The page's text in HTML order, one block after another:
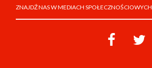
ZNAJDŹ NAS W MEDIACH SPOŁECZNOŚCIOWYCH